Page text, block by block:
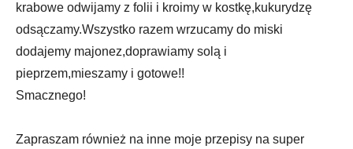
krabowe odwijamy z folii i kroimy w kostkę,kukurydzę
odsączamy.Wszystko razem wrzucamy do miski
dodajemy majonez,doprawiamy solą i
pieprzem,mieszamy i gotowe!!
Smacznego!
Zapraszam również na inne moje przepisy na super